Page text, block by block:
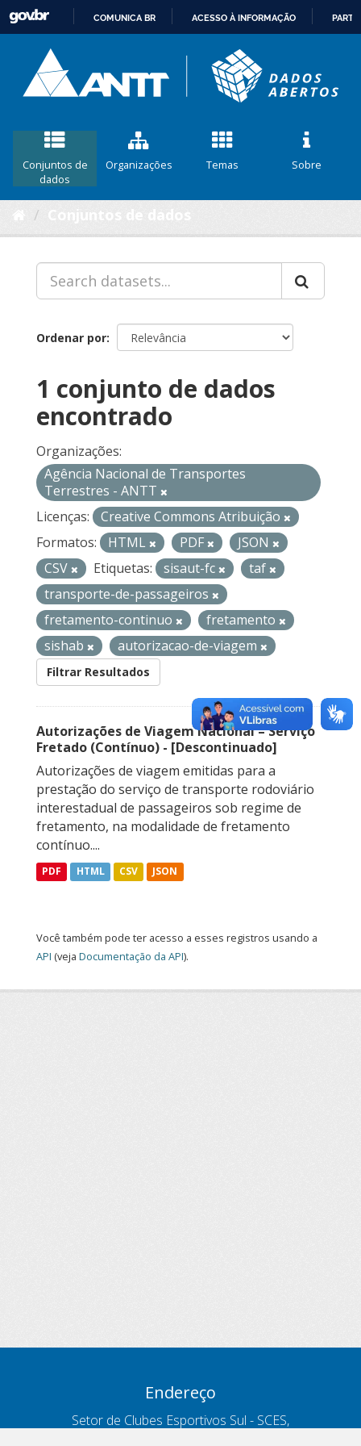
CONTEÚDO
COMUNICA BR ACESSO À INFORMAÇÃO
Conjuntos de
dados
Organizações Temas Sobre
Ordenar por
1 conjunto de dados
encontrado
Organizações:
Agência Nacional de Transportes
Terrestres - ANTT
Licenças:
Creative Commons Atribuição
Formatos:
HTML PDF
JSON
CSV
Etiquetas: sisaut-fc
taf
transporte-de-passageiros
fretamento-continuo
fretamento
sishab
autorizacao-de-viagem
Filtrar Resultados
Autorizações de Viagem Nacional – Serviço
Fretado (Contínuo) - [Descontinuado]
Autorizações de viagem emitidas para a
prestação do serviço de transporte rodoviário
interestadual de passageiros sob regime de
fretamento, na modalidade de fretamento
contínuo....
PDF HTML CSV JSON
Você também pode ter acesso a esses registros usando a
API (veja Documentação da API).
Endereço
Setor de Clubes Esportivos Sul - SCES,